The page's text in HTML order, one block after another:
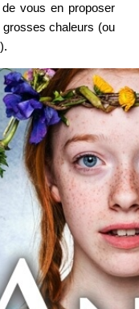
vous en proposer
chaleurs (ou